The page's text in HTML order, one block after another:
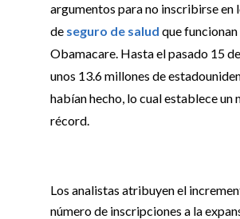
argumentos para no inscribirse en
de seguro de salud que
Obamacare. Hasta el pasado 15
unos 13.6 millones de
habían hecho, lo cual establece un
récord.
Los analistas atribuyen el
número de inscripciones a la